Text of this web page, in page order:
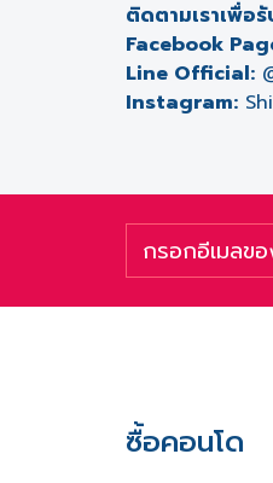
ติดตามเราเพื่อ
Facebook
Line Official:
Instagram:
ซื้อคอนโด